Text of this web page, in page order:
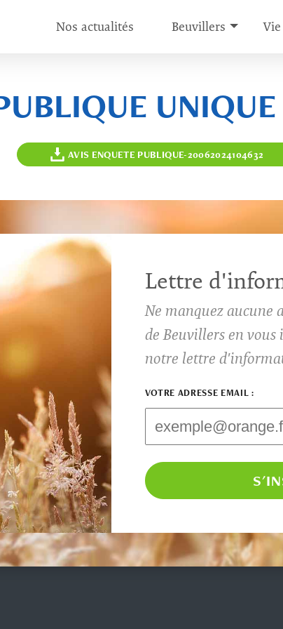
Nos actualités Beuvillers
UNIQUE
AVIS ENQUETE PUBLIQUE-20062024104632
Lettre
Ne manquez aucune
de Beuvillers en
notre lettre
VOTRE ADRESSE EMAIL :